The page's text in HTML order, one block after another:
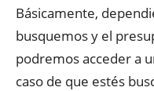
Básicamente,
busquemos y el
podremos acceder a
caso de que estés